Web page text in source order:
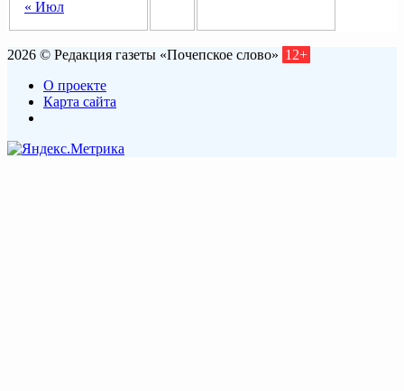
« Июл
2026 © Редакция газеты «Почепское слово» 12+
О проекте
Карта сайта